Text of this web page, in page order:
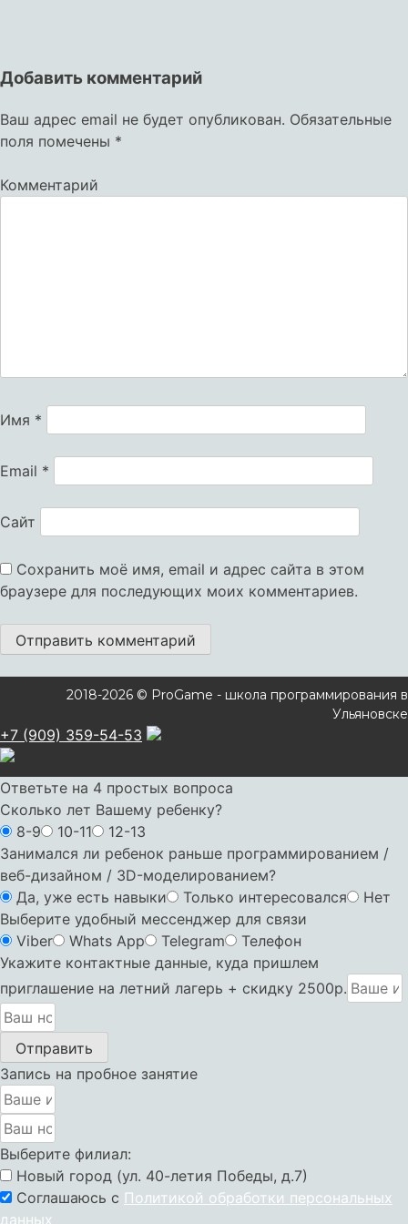
Добавить комментарий
Ваш адрес email не будет опубликован. Обязательные
поля помечены *
Комментарий
Имя *
Email *
Сайт
Сохранить моё имя, email и адрес сайта в этом
браузере для последующих моих комментариев.
2018-2026 © ProGame - школа программирования в
Ульяновске
+7 (909) 359-54-53
Ответьте на 4 простых вопроса
Сколько лет Вашему ребенку?
8-9
10-11
12-13
Занимался ли ребенок раньше программированием /
веб-дизайном / 3D-моделированием?
Да, уже есть навыки
Только интересовался
Нет
Выберите удобный мессенджер для связи
Viber
Whats App Telegram
Телефон
Укажите контактные данные, куда пришлем
приглашение на летний лагерь + скидку 2500р.
Отправить
Запись на пробное занятие
Выберите филиал:
Новый город (ул. 40-летия Победы, д.7)
Соглашаюсь с Политикой обработки персональных
данных